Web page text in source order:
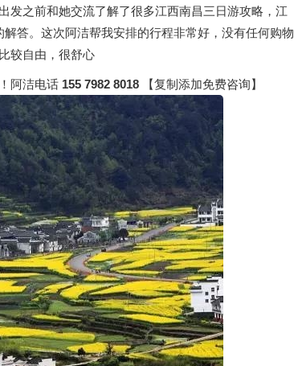
发之前和她交流了解了很多江西南昌三日游攻略，江
答。这次阿洁帮我安排的行程非常好，没有任何购物
较自由，很舒心
阿洁电话 155 7982 8018 【复制添加免费咨询】